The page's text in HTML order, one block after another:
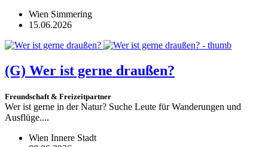
Wien Simmering
15.06.2026
(G) Wer ist gerne draußen?
Freundschaft & Freizeitpartner
Wer ist gerne in der Natur? Suche Leute für Wanderungen und
Ausflüge....
Wien Innere Stadt